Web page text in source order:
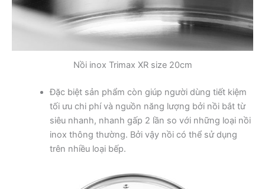
Nồi inox Trimax XR size 20cm
Đặc biệt sản phẩm còn giúp người dùng tiết kiệm
tối ưu chi phí và nguồn năng lượng bởi nồi bắt từ
siêu nhanh, nhanh gấp 2 lần so với những loại nồi
inox thông thường. Bởi vậy nồi có thể sử dụng
trên nhiều loại bếp.